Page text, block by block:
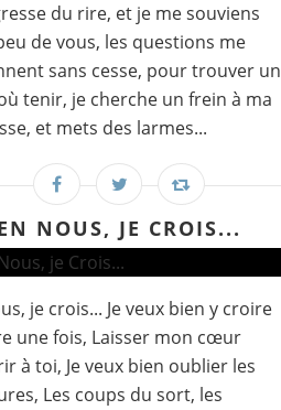
du rire, et je me souviens
de vous, les questions me
sans cesse, pour trouver un
tenir, je cherche un frein à ma
et mets des larmes...
NOUS, JE CROIS...
je crois... Je veux bien y croire
une fois, Laisser mon cœur
à toi, Je veux bien oublier les
Les coups du sort, les